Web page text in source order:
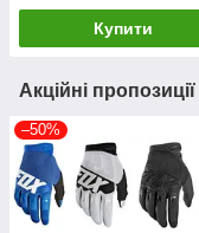
Купити
Акційні
–50%